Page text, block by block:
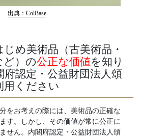
出典：ColBase
め美術品（古美術品・
ど）の公正な価値を知り
府認定・公益財団法人頌
用ください
をお考えの際には、美術品の正確な
す。しかし、その価値が常に公正に
せん。内閣府認定・公益財団法人頌